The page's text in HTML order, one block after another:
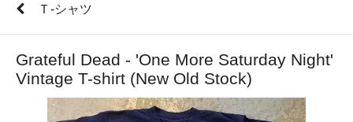
Ｔ-シャツ
Grateful Dead - 'One More Saturday Night'
Vintage T-shirt (New Old Stock)